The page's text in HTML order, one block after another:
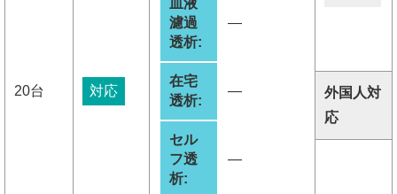
20台 対応
血液
濾過
透析:
―
在宅
透析:
―
セル
フ透
析:
―
外国人対
応